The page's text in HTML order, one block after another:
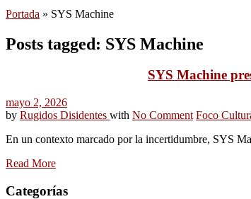
Portada » SYS Machine
Posts tagged: SYS Machine
SYS Machine
mayo 2, 2026
by Rugidos Disidentes with No Comment Foco
En un contexto marcado por la incertidumbre, SYS
Read More
Categorías